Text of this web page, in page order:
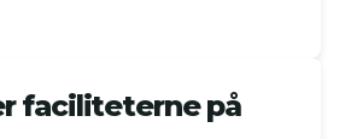
faciliteterne på